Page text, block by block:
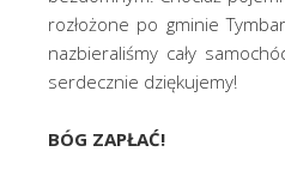
rozłożone po gminie
nazbieraliśmy cały
serdecznie dziękujemy!
BÓG ZAPŁAĆ!